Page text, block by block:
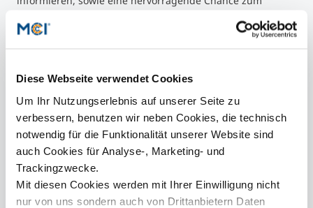
Diese Webseite verwendet Cookies
Um Ihr Nutzungserlebnis auf unserer Seite zu
verbessern, benutzen wir neben Cookies, die technisch
notwendig für die Funktionalität unserer Website sind
auch Cookies für Analyse-, Marketing- und
Trackingzwecke.
Mit diesen Cookies werden mit Ihrer Einwilligung nicht
nur von uns sondern auch von Drittanbietern Daten
Netzwerkspielen, die zu interessanten Gesprächen und
Verbindungen führten. Die abschließende Umfrage ergab
Forum 2019 zeigte.
Zum Abschluss möchten wir uns bei den Sponsoren NTS,
Karriere.at, Werkstätte Wattens, Hilti, Deloitte und PDA
group sowie beim MCI bedanken, die dies ermöglicht
haben.